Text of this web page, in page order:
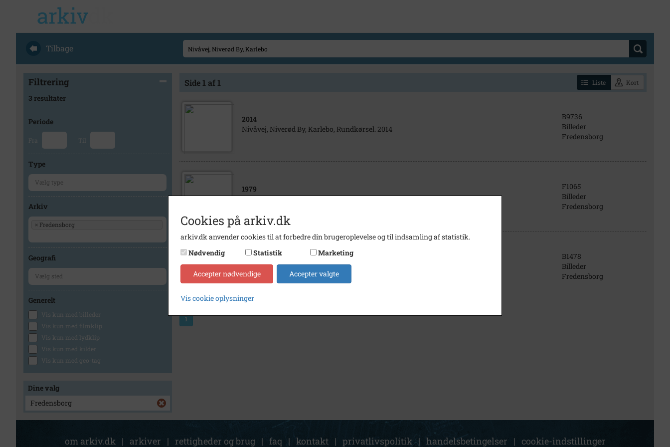
Tilbage
Filtrering
3 resultater
Periode
Fra Til
Type
Arkiv
× Fredensborg
Geografi
Generelt
Vis kun med billeder
Vis kun med filmklip
Vis kun med lydklip
Vis kun med kilder
Vis kun med geo-tag
Dine valg
Fredensborg
Side 1 af 1 Liste Kort
2014
Nivåvej, Niverød By, Karlebo, Rundkørsel. 2014
B9736
Billeder
Fredensborg
1979
Nivåvej, Niverød By, Karlebo, Motiver, 1979
F1065
Billeder
Fredensborg
1965
Byvejen, Niverød By, Karlebo, Solbjerggaard, o.1965.
B1478
Billeder
Fredensborg
1
om arkiv.dk | arkiver | rettigheder og brug | faq | kontakt | privatlivspolitik | handelsbetingelser | cookie-indstillinger
Cookies på arkiv.dk
arkiv.dk anvender cookies til at forbedre din brugeroplevelse og til indsamling af statistik.
Nødvendig
Statistik Marketing
Accepter nødvendige Accepter valgte
Vis cookie oplysninger